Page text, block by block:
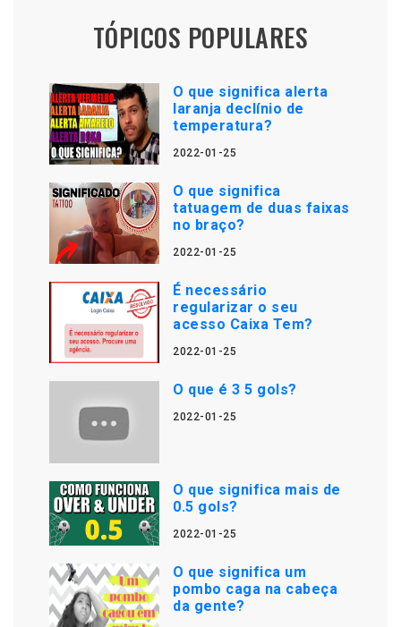
TÓPICOS POPULARES
O que significa alerta
laranja declínio de
temperatura?
2022-01-25
O que significa
tatuagem de duas faixas
no braço?
2022-01-25
É necessário
regularizar o seu
acesso Caixa Tem?
2022-01-25
O que é 3 5 gols?
2022-01-25
O que significa mais de
0.5 gols?
2022-01-25
O que significa um
pombo caga na cabeça
da gente?